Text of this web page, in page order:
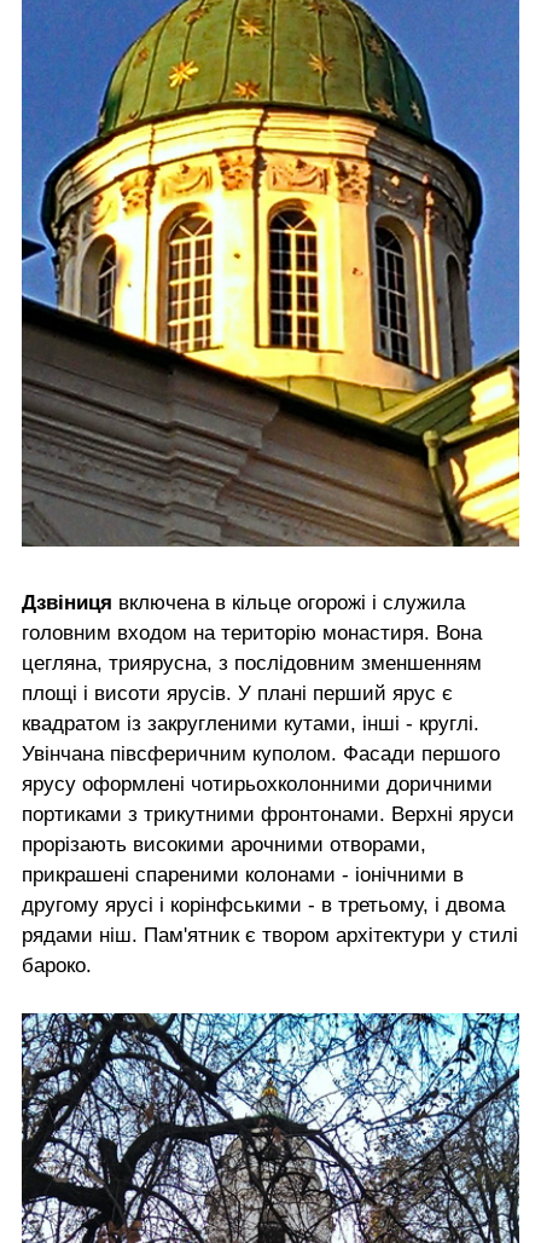
Дзвіниця включена в кільце огорожі і служила
головним входом на територію монастиря. Вона
цегляна, триярусна, з послідовним зменшенням
площі і висоти ярусів. У плані перший ярус є
квадратом із закругленими кутами, інші - круглі.
Увінчана півсферичним куполом. Фасади першого
ярусу оформлені чотирьохколонними доричними
портиками з трикутними фронтонами. Верхні яруси
прорізають високими арочними отворами,
прикрашені спареними колонами - іонічними в
другому ярусі і корінфськими - в третьому, і двома
рядами ніш. Пам'ятник є твором архітектури у стилі
бароко.